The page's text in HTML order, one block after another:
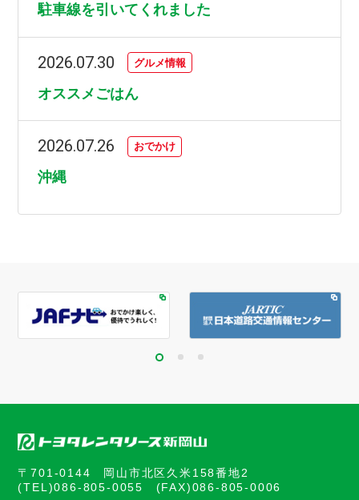
駐車線を引いてくれました
2026.07.30 グルメ情報
オススメごはん
2026.07.26 おでかけ
沖縄
〒701-0144 岡山市北区久米158番地2
(TEL)086-805-0055 (FAX)086-805-0006